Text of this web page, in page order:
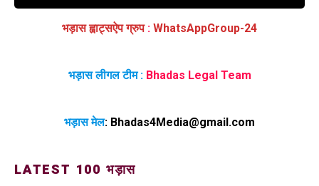
भड़ास ह्वाट्सऐप ग्रुप : WhatsAppGroup-24
भड़ास लीगल टीम : Bhadas Legal Team
भड़ास मेल: Bhadas4Media@gmail.com
LATEST 100 भड़ास